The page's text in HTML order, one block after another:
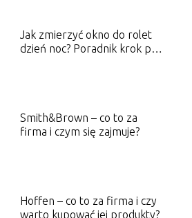
Jak zmierzyć okno do rolet
dzień noc? Poradnik krok po
Smith&Brown – co to za
firma i czym się zajmuje?
Hoffen – co to za firma i czy
warto kupować jej produkty?